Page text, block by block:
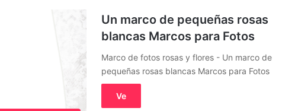
Un marco de pequeñas rosas
blancas Marcos para Fotos
Marco de fotos rosas y flores - Un marco de
pequeñas rosas blancas Marcos para Fotos
Ve